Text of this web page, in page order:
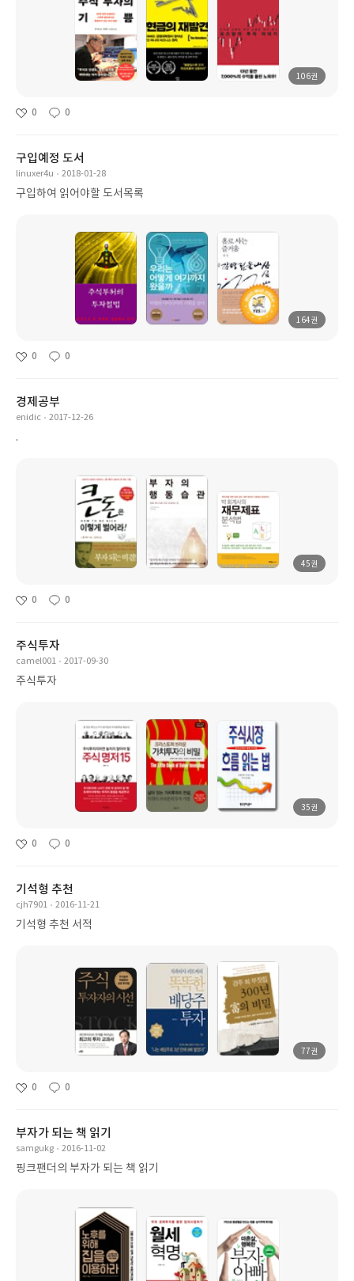
106권
0 0
구입예정 도서
linuxer4u 2018-01-28
구입하여 읽어야할 도서목록
164권
0 0
경제공부
enidic 2017-12-26
.
45권
0 0
주식투자
camel001 2017-09-30
주식투자
35권
0 0
기석형 추천
cjh7901 2016-11-21
기석형 추천 서적
77권
0 0
부자가 되는 책 읽기
samgukg 2016-11-02
핑크팬더의 부자가 되는 책 읽기